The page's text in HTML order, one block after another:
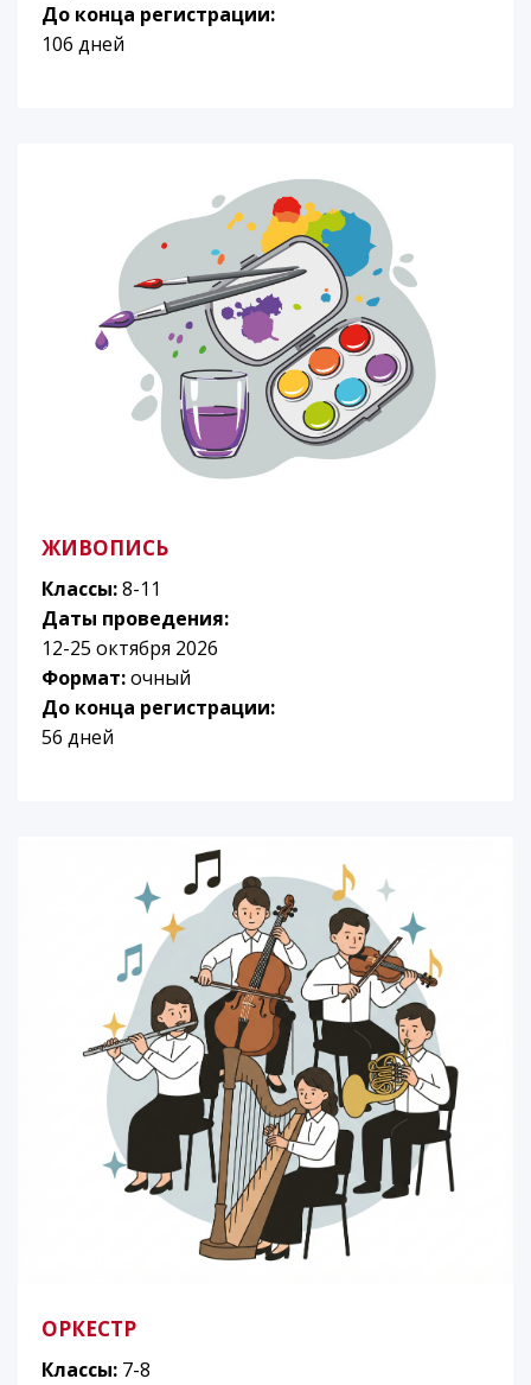
До конца регистрации:
106 дней
ЖИВОПИСЬ
Классы:8-11
Даты проведения:
12-25 октября 2026
Формат:очный
До конца регистрации:
56 дней
ОРКЕСТР
Классы: 7-8